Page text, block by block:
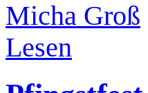
Micha Groß
Lesen